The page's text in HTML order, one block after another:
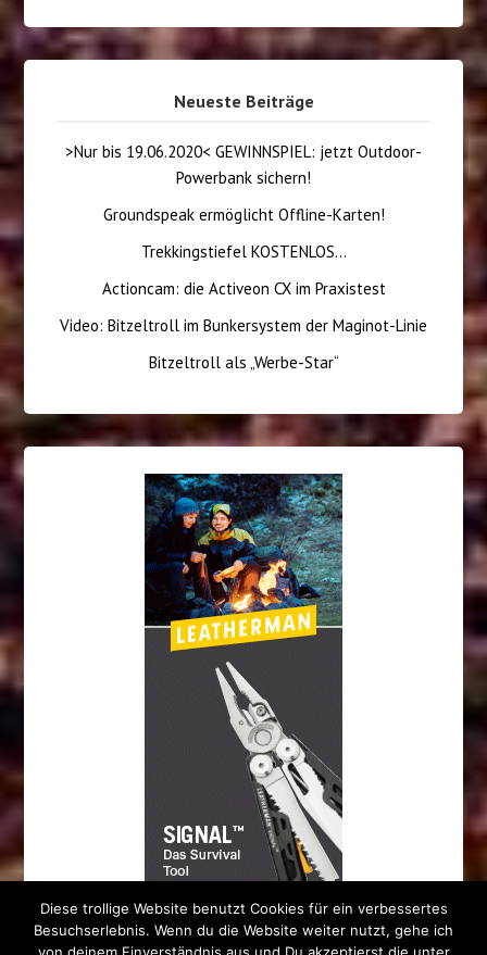
Neueste Beiträge
>Nur bis 19.06.2020< GEWINNSPIEL: jetzt Outdoor-
Powerbank sichern!
Groundspeak ermöglicht Offline-Karten!
Trekkingstiefel KOSTENLOS…
Actioncam: die Activeon CX im Praxistest
Video: Bitzeltroll im Bunkersystem der Maginot-Linie
Bitzeltroll als „Werbe-Star“
Diese trollige Website benutzt Cookies für ein verbessertes
Besuchserlebnis. Wenn du die Website weiter nutzt, gehe ich